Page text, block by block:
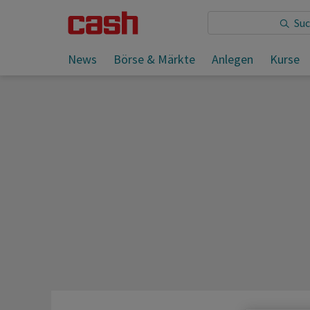
News Börse & Märkte Anlegen Kurse
Sie lesen: